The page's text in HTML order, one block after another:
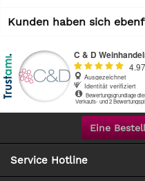
Kunden haben sich
Eine
Service Hotline